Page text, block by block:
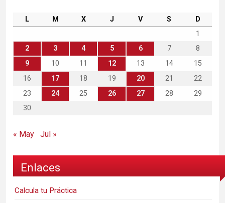
L M X J V S
D
1
2
3 4 5 6 7
8
9
10 11 12 13 14
15
16
17 18 19 20 21
22
23
24 25 26 27 28
29
30
« May Jul »
Enlaces
Calcula tu Práctica